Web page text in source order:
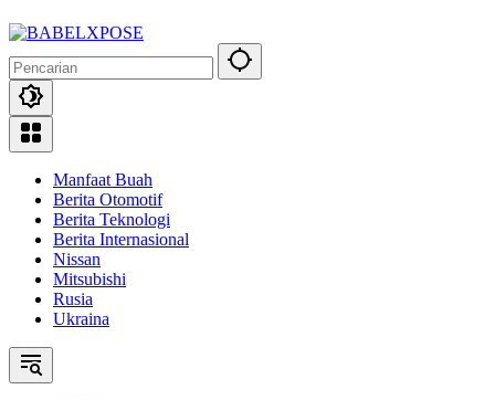
Manfaat Buah
Berita Otomotif
Berita Teknologi
Berita Internasional
Nissan
Mitsubishi
Rusia
Ukraina